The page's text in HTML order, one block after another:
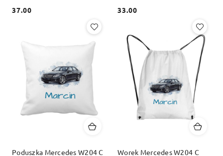
Cena:
37.00
Cena:
33.00
Poduszka Mercedes W204 C
Worek Mercedes W204 C